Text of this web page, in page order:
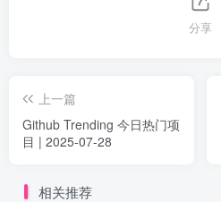
分享
上一篇
Github Trending 今日热门项
目 | 2025-07-28
相关推荐